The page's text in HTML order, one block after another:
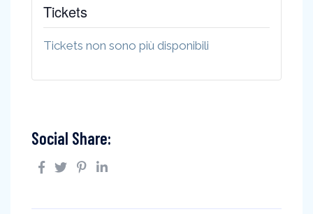
Tickets
Tickets non sono più disponibili
Social Share: